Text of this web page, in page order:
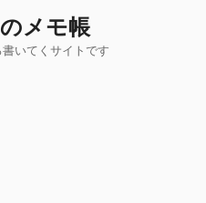
メモ帳
いてくサイトです